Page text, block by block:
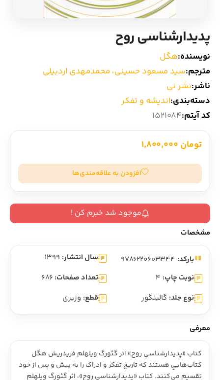
شعر و متون کهن
ادبیاتپدیدارشناسی روح
نویسنده:هگل
مترجم:سید مسعود حسینی، محمدمهدی اردبیلی
ناشر:نشر نی
دسته‌بندی:اندیشه و تفکر
کد آیتم:1521084
تومان 1,800,000
افزودن به علاقه‌مندی‌ها
موجود شد خبرم کن !
مشخصات
بارکد: سال انتشار: 1399
نوبت چاپ: 4 تعداد صفحات: 686
نوع جلد: گالینگور قطع: وزیری
معرفی
کتاب «پديدارشناسي روح» اثر گئورگ ويلهلم فريدريش هگل
کتاب‌هايي هستند که تاريخ تفکر و ادراک را به پيش و پس از خود
تقسيم مي‌کنند. کتاب «پديدارشناسي روح»، اثر گئورگ ويلهلم